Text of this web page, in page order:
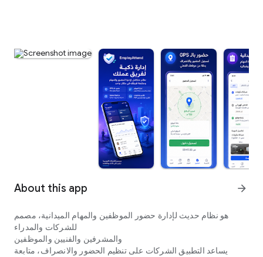
About this app arrow_forward
هو نظام حديث لإدارة حضور الموظفين والمهام الميدانية، مصمم
للشركات والمدراء
والمشرفين والفنيين والموظفين
‏يساعد التطبيق الشركات على تنظيم الحضور والانصراف، متابعة